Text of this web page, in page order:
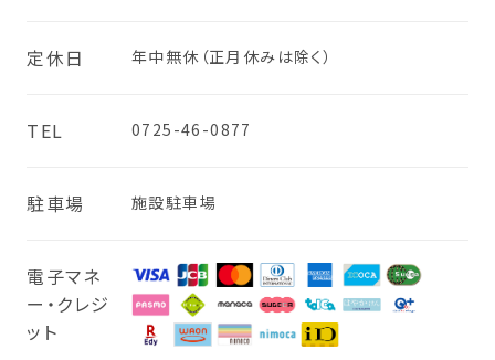
定休日 年中無休（正月休みは除く）
TEL 0725-46-0877
駐車場 施設駐車場
電子マネ
ー・クレジ
ット